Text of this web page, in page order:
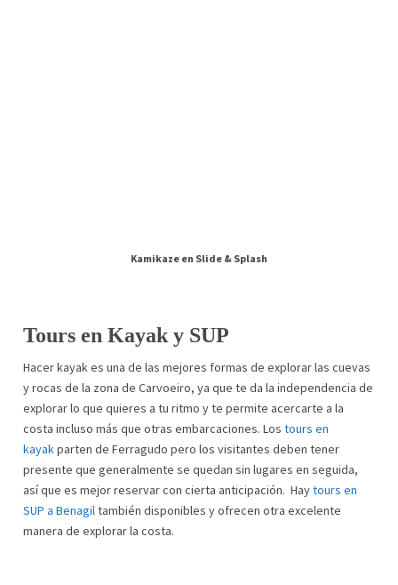
Kamikaze en Slide & Splash
Tours en Kayak y SUP
Hacer kayak es una de las mejores formas de explorar las cuevas
y rocas de la zona de Carvoeiro, ya que te da la independencia de
explorar lo que quieres a tu ritmo y te permite acercarte a la
costa incluso más que otras embarcaciones. Los tours en
kayakparten de Ferragudo pero los visitantes deben tener
presente que generalmente se quedan sin lugares en seguida,
así que es mejor reservar con cierta anticipación. Haytours en
SUP a Benagiltambién disponibles y ofrecen otra excelente
manera de explorar la costa.